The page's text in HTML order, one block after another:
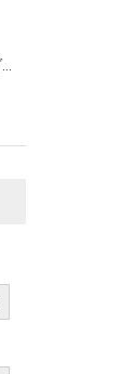
【神戸の学習塾 ペガサス新長田教室】入塾金無料キャンペーン！